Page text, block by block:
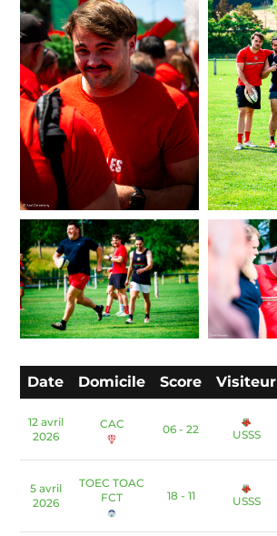
Date Domicile Score Visiteur
12 avril
2026
CAC 06 - 22 USSS
5 avril
2026
TOEC TOAC
FCT
18 - 11 USSS